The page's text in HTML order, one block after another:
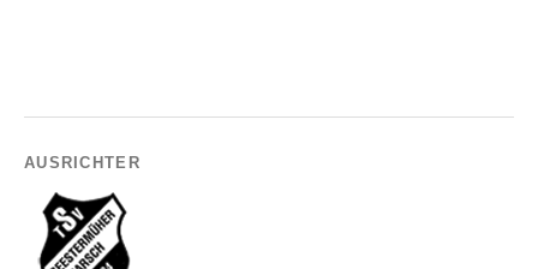
AUSRICHTER